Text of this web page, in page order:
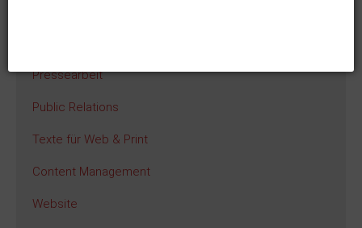
Pressearbeit
Public Relations
Texte für Web & Print
Content Management
Website